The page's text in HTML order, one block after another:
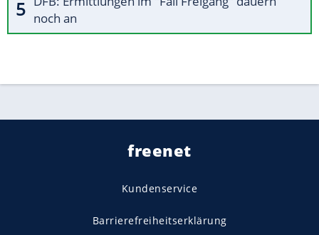
noch an
freenet
Kundenservice
Barrierefreiheitserklärung